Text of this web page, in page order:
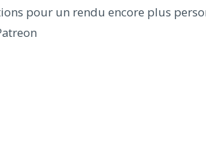
pour un rendu encore plus